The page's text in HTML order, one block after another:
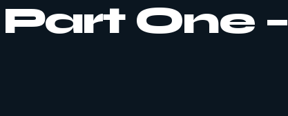
One –